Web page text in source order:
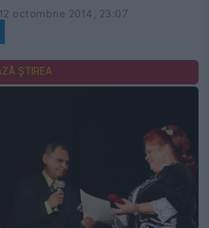
12 octombrie 2014, 23:07
ȘTIREA